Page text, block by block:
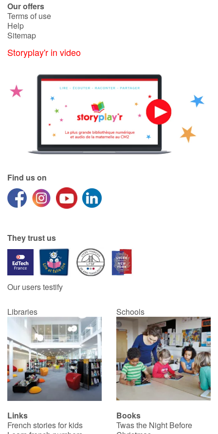
Our offers
Terms of use
Help
Sitemap
Storyplay'r in video
Find us on
They trust us
Our users testify
Libraries Schools
Links
French stories for kids
Books
Twas the Night Before